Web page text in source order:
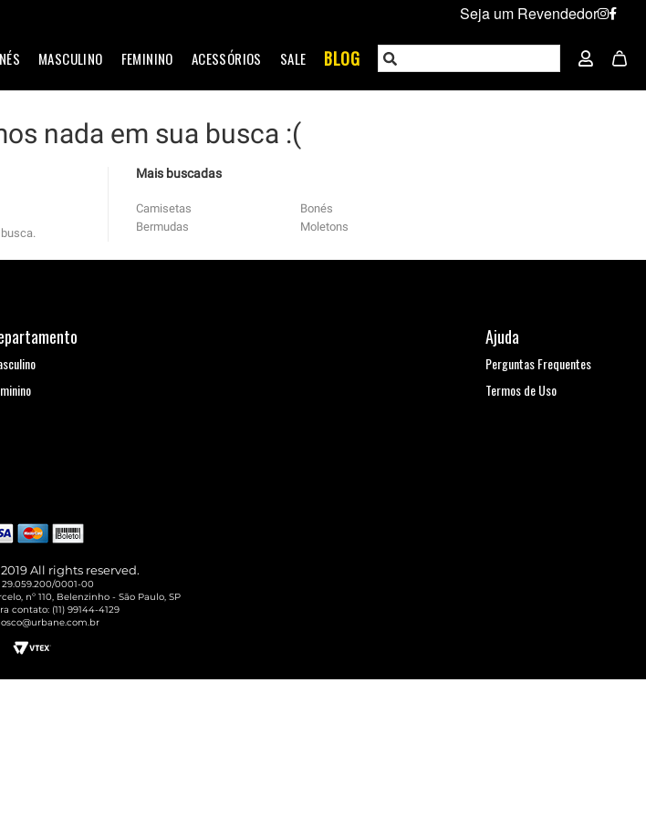
Seja um Revendedor
MASCULINO FEMININO ACESSÓRIOS SALE BLOG
nada em sua busca :(
Mais buscadas
Camisetas
Bonés
Bermudas
Moletons
Ajuda
Perguntas Frequentes
Termos de Uso
All rights reserved.
29.059.200/0001-00
nº 110, Belenzinho - São Paulo, SP
contato: (11) 99144-4129